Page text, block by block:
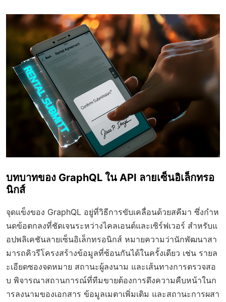
บทบาทของ GraphQL ใน API ลายเซ็นอิเล็กทรอ
นิกส์
จุดแข็งของ GraphQL อยู่ที่วิธีการขับเคลื่อนด้วยสคีมา ซึ่งกำห
นดข้อตกลงที่ชัดเจนระหว่างไคลเอนต์และเซิร์ฟเวอร์ สำหรับแ
อปพลิเคชันลายเซ็นอิเล็กทรอนิกส์ หมายความว่านักพัฒนาสา
มารถคิวรีโครงสร้างข้อมูลที่ซ้อนกันได้ในครั้งเดียว เช่น รายล
ะเอียดซองจดหมาย สถานะผู้ลงนาม และเส้นทางการตรวจสอ
บ พิจารณาสถานการณ์ที่ทีมขายต้องการดึงความคืบหน้าในก
ารลงนามของเอกสาร ข้อมูลเมตาเพิ่มเติม และสถานะการผสา